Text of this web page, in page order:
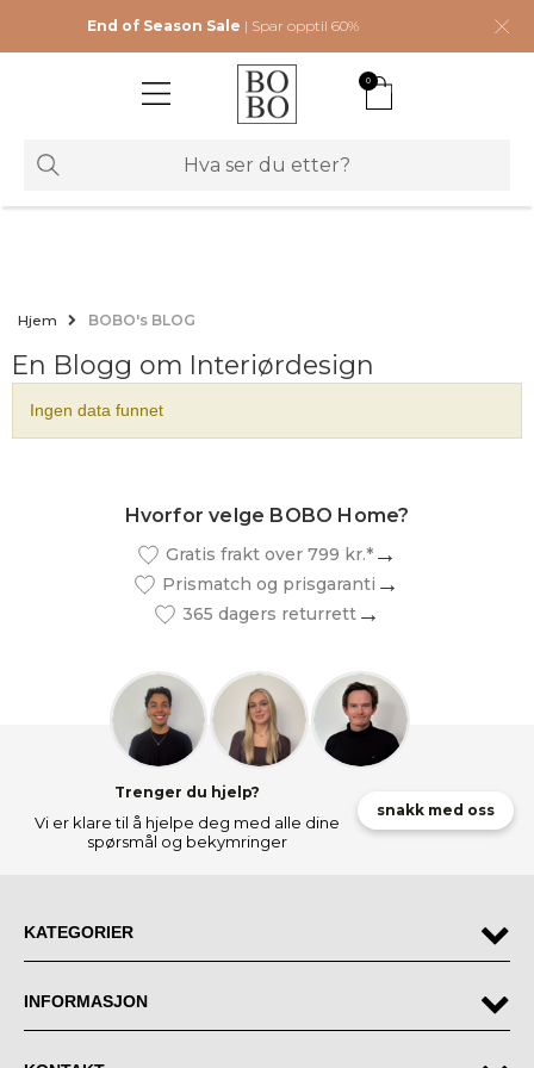
End of Season Sale | Spar opptil 60%
0
Hjem BOBO's BLOG
En Blogg om Interiørdesign
Ingen data funnet
Hvorfor velge BOBO Home?
Gratis frakt over 799 kr.*
Prismatch og prisgaranti
365 dagers returrett
Trenger du hjelp?
Vi er klare til å hjelpe deg med alle dine
spørsmål og bekymringer
snakk med oss
KATEGORIER
INFORMASJON